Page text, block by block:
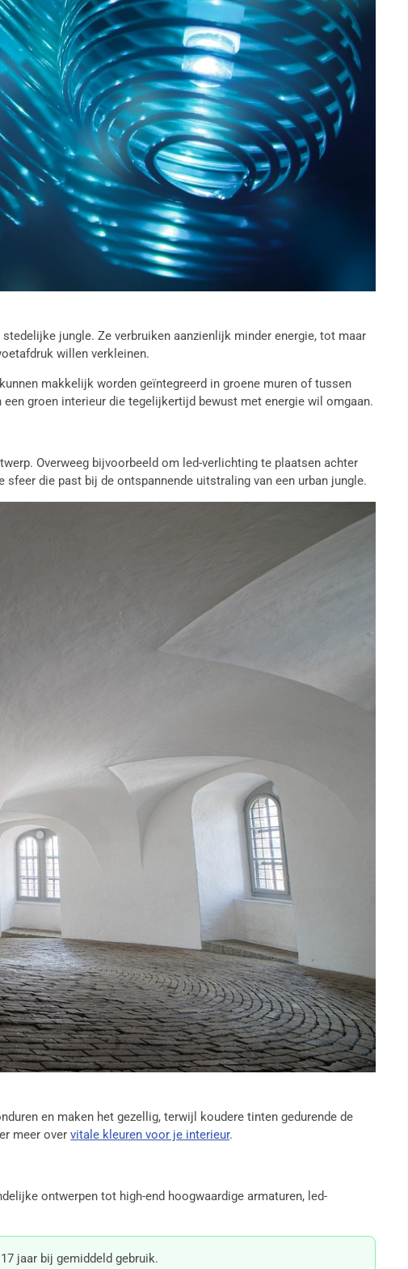
jungle. Ze verbruiken aanzienlijk minder energie, tot maar
willen verkleinen.
makkelijk worden geïntegreerd in groene muren of tussen
groen interieur die tegelijkertijd bewust met energie wil omgaan.
Overweeg bijvoorbeeld om led-verlichting te plaatsen achter
die past bij de ontspannende uitstraling van een urban jungle.
en maken het gezellig, terwijl koudere tinten gedurende de
meer overvitale kleuren voor je interieur.
ontwerpen tot high-end hoogwaardige armaturen, led-
jaar bij gemiddeld gebruik.